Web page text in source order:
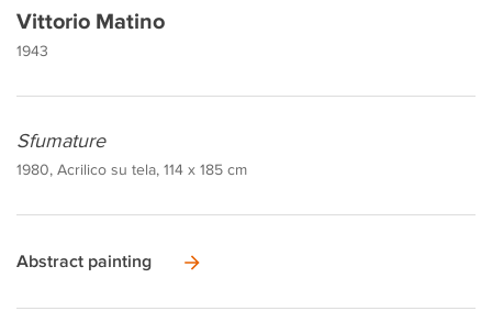
Vittorio Matino
1943
Sfumature
1980, Acrilico su tela, 114 x 185 cm
Abstract painting